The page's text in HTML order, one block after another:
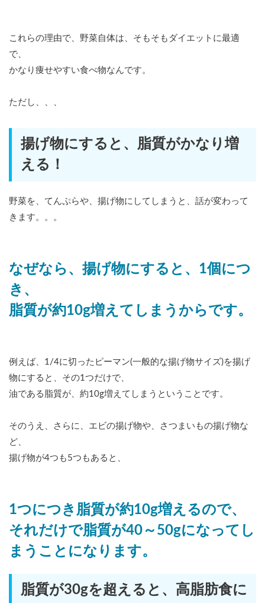
これらの理由で、野菜自体は、そもそもダイエットに最適
で、
かなり痩せやすい食べ物なんです。
ただし、、、
揚げ物にすると、脂質がかなり増
える！
野菜を、てんぷらや、揚げ物にしてしまうと、話が変わって
きます。。。
なぜなら、揚げ物にすると、1個につ
き、
脂質が約10g増えてしまうからです。
例えば、1/4に切ったピーマン(一般的な揚げ物サイズ)を揚げ
物にすると、その1つだけで、
油である脂質が、約10g増えてしまうということです。
そのうえ、さらに、エビの揚げ物や、さつまいもの揚げ物な
ど、
揚げ物が4つも5つもあると、
1つにつき脂質が約10g増えるので、
それだけで脂質が40～50gになってし
まうことになります。
脂質が30gを超えると、高脂肪食に